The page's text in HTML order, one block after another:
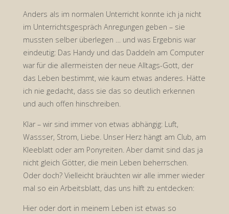
Anders als im normalen Unterricht konnte ich ja nicht
im Unterrichtsgespräch Anregungen geben – sie
mussten selber überlegen … und was Ergebnis war
eindeutig: Das Handy und das Daddeln am Computer
war für die allermeisten der neue Alltags-Gott, der
das Leben bestimmt, wie kaum etwas anderes. Hätte
ich nie gedacht, dass sie das so deutlich erkennen
und auch offen hinschreiben.
Klar – wir sind immer von etwas abhängig: Luft,
Wassser, Strom, Liebe. Unser Herz hängt am Club, am
Kleeblatt oder am Ponyreiten. Aber damit sind das ja
nicht gleich Götter, die mein Leben beherrschen.
Oder doch? Vielleicht bräuchten wir alle immer wieder
mal so ein Arbeitsblatt, das uns hilft zu entdecken:
Hier oder dort in meinem Leben ist etwas so